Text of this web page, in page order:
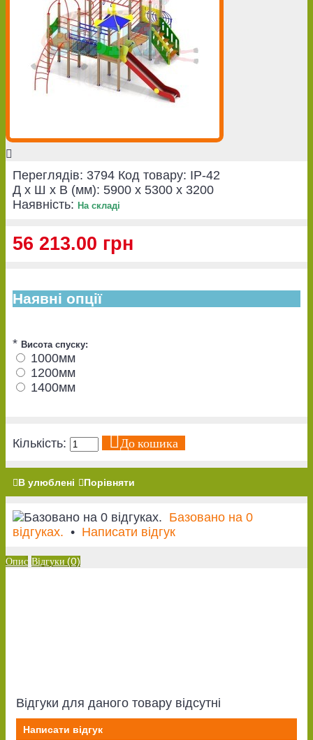
Переглядів: 3794 Код товару: IP-42
Д x Ш x В (мм): 5900 x 5300 x 3200
Наявність: На складі
56 213.00 грн
Наявні опції
* Висота спуску:
1000мм
1200мм
1400мм
Кількість: До кошика
В улюблені Порівняти
Базовано на 0
відгуках. • Написати відгук
Опис Відгуки (0)
Відгуки для даного товару відсутні
Написати відгук